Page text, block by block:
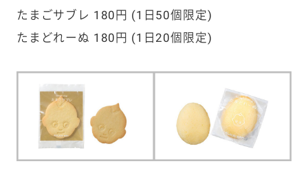
たまごサブレ 180円 (1日50個限定)
たまどれーぬ 180円 (1日20個限定)